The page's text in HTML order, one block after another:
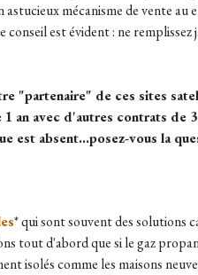
mécanisme de vente
est évident : ne remplissez
"partenaire" de ces sites
avec d'autres contrats de
est absent...posez-vous la
* qui sont souvent des solutions
tout d'abord que si le gaz
isolés comme les maisons